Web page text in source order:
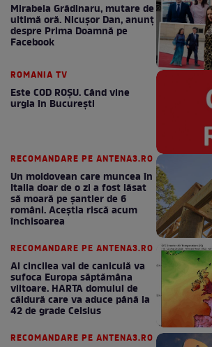
Mirabela Grădinaru, mutare de
ultimă oră. Nicuşor Dan, anunţ
despre Prima Doamnă pe
Facebook
ROMANIA TV
Este COD ROŞU. Când vine
urgia în Bucureşti
RECOMANDARE PE ANTENA3.RO
Un moldovean care muncea în
Italia doar de o zi a fost lăsat
să moară pe şantier de 6
români. Aceștia riscă acum
închisoarea
RECOMANDARE PE ANTENA3.RO
Al cincilea val de caniculă va
sufoca Europa săptămâna
viitoare. HARTA domului de
căldură care va aduce până la
42 de grade Celsius
RECOMANDARE PE ANTENA3.RO